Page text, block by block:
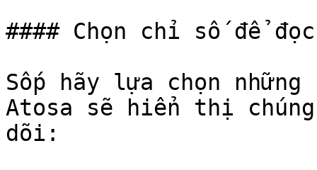
#### Chọn chỉ số để
Sốp hãy lựa chọn những
Atosa sẽ hiển thị
dõi: